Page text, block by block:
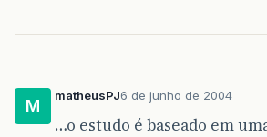
M
matheusPJ6 de junho de 2004
…o estudo é baseado em